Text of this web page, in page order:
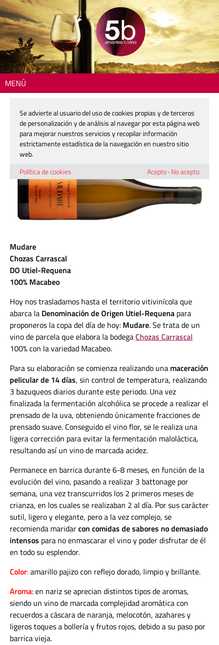
MENÚ
Mudare
12 septiembre, 2024
Mudare
Chozas Carrascal
DO Utiel-Requena
100% Macabeo
Hoy nos trasladamos hasta el territorio vitivinícola que
abarca la Denominación de Origen Utiel-Requena para
proponeros la copa del día de hoy: Mudare. Se trata de un
vino de parcela que elabora la bodegaChozas Carrascal
100% con la variedad Macabeo.
Para su elaboración se comienza realizando una maceración
pelicular de 14 días, sin control de temperatura, realizando
3 bazuqueos diarios durante este periodo. Una vez
finalizada la fermentación alcohólica se procede a realizar el
prensado de la uva, obteniendo únicamente fracciones de
prensado suave. Conseguido el vino flor, se le realiza una
ligera corrección para evitar la fermentación maloláctica,
resultando así un vino de marcada acidez.
Permanece en barrica durante 6-8 meses, en función de la
evolución del vino, pasando a realizar 3 battonage por
semana, una vez transcurridos los 2 primeros meses de
crianza, en los cuales se realizaban 2 al día. Por sus carácter
sutil, ligero y elegante, pero a la vez complejo, se
recomienda maridarcon comidas de sabores no demasiado
intensos para no enmascarar el vino y poder disfrutar de él
en todo su esplendor.
Color:amarillo pajizo con reflejo dorado, limpio y brillante.
Aroma: en nariz se aprecian distintos tipos de aromas,
siendo un vino de marcada complejidad aromática con
recuerdos a cáscara de naranja, melocotón, azahares y
ligeros toques a bollería y frutos rojos, debido a su paso por
barrica vieja.
Se advierte al usuario del uso de cookies propias y de terceros
de personalización y de análisis al navegar por esta página web
para mejorar nuestros servicios y recopilar información
estrictamente estadística de la navegación en nuestro sitio
web.
Política de cookies
Acepto· No acepto